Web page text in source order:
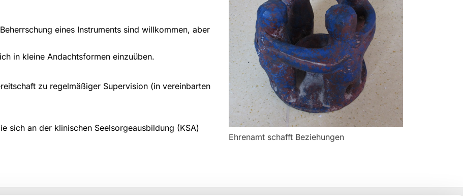
eines Instruments sind willkommen, aber
in kleine Andachtsformen einzuüben.
zu regelmäßiger Supervision (in vereinbarten
sich an der klinischen Seelsorgeausbildung (KSA)
Ehrenamt schafft Beziehungen